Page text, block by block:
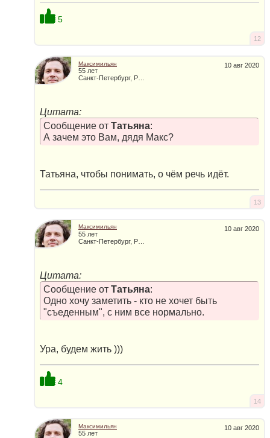
5
12
10 авг 2020
Максимильян
55 лет
Санкт-Петербург, Россия
Цитата:
Сообщение от Татьяна:
А зачем это Вам, дядя Макс?
Татьяна, чтобы понимать, о чём речь идёт.
13
10 авг 2020
Максимильян
55 лет
Цитата:
Сообщение от Татьяна:
Одно хочу заметить - кто не хочет быть
"съеденным", с ним все нормально.
Ура, будем жить )))
4
14
10 авг 2020
Максимильян
55 лет